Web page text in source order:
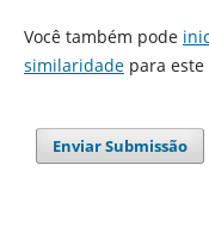
Você também pode
similaridadepara este
Enviar Submissão